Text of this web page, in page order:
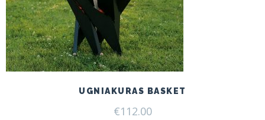
UGNIAKURAS BASKET
€112.00